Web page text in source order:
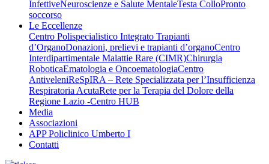
InfettiveNeuroscienze e Salute MentaleTesta ColloPronto
soccorso
Le Eccellenze
Centro Polispecialistico Integrato Trapianti
d’OrganoDonazioni, prelievi e trapianti d’organoCentro
Interdipartimentale Malattie Rare (CIMR)Chirurgia
RoboticaEmatologia e OncoematologiaCentro
AntiveleniReSpIRA – Rete Specializzata per l’Insufficienza
Respiratoria AcutaRete per la Terapia del Dolore della
Regione Lazio -Centro HUB
Media
Associazioni
APP Policlinico Umberto I
Contatti